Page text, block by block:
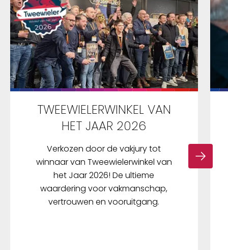
TWEEWIELERWINKEL VAN
HET JAAR 2026
Verkozen door de vakjury tot
winnaar van Tweewielerwinkel van
het Jaar 2026! De ultieme
waardering voor vakmanschap,
vertrouwen en vooruitgang.